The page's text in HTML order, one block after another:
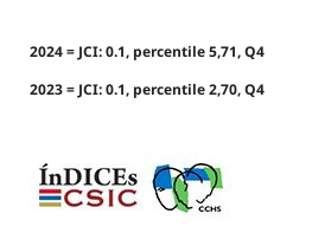
2024 = JCI: 0.1, percentile 5,71, Q4
2023 = JCI: 0.1, percentile 2,70, Q4